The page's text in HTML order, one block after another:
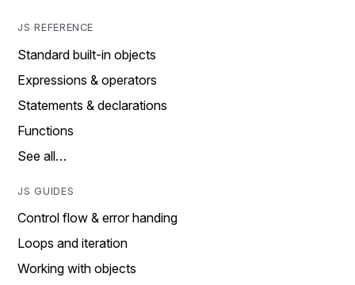
JS REFERENCE
Standard built-in objects
Expressions & operators
Statements & declarations
Functions
See all…
JS GUIDES
Control flow & error handing
Loops and iteration
Working with objects